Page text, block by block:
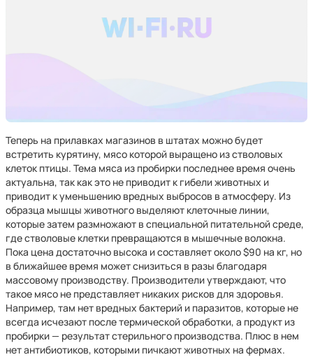
Теперь на прилавках магазинов в штатах можно будет
встретить курятину, мясо которой выращено из стволовых
клеток птицы. Тема мяса из пробирки последнее время очень
актуальна, так как это не приводит к гибели животных и
приводит к уменьшению вредных выбросов в атмосферу. Из
образца мышцы животного выделяют клеточные линии,
которые затем размножают в специальной питательной среде,
где стволовые клетки превращаются в мышечные волокна.
Пока цена достаточно высока и составляет около $90 на кг, но
в ближайшее время может снизиться в разы благодаря
массовому производству. Производители утверждают, что
такое мясо не представляет никаких рисков для здоровья.
Например, там нет вредных бактерий и паразитов, которые не
всегда исчезают после термической обработки, а продукт из
пробирки — результат стерильного производства. Плюс в нем
нет антибиотиков, которыми пичкают животных на фермах.